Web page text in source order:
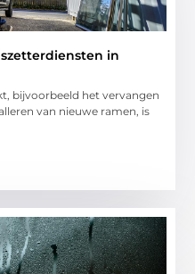
in
bijvoorbeeld het vervangen
van nieuwe ramen, is